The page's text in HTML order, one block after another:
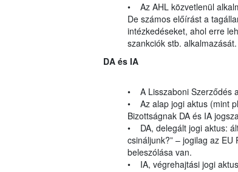
• Az AHL közvetlenül
De számos előírást a
intézkedéseket, ahol erre
szankciók stb. alkalmazását.
DA és IA
• A Lisszaboni Szerződés
• Az alap jogi aktus (mint
Bizottságnak DA és IA
• DA, delegált jogi aktus:
csináljunk?” – jogilag az
beleszólása van.
• IA, végrehajtási jogi